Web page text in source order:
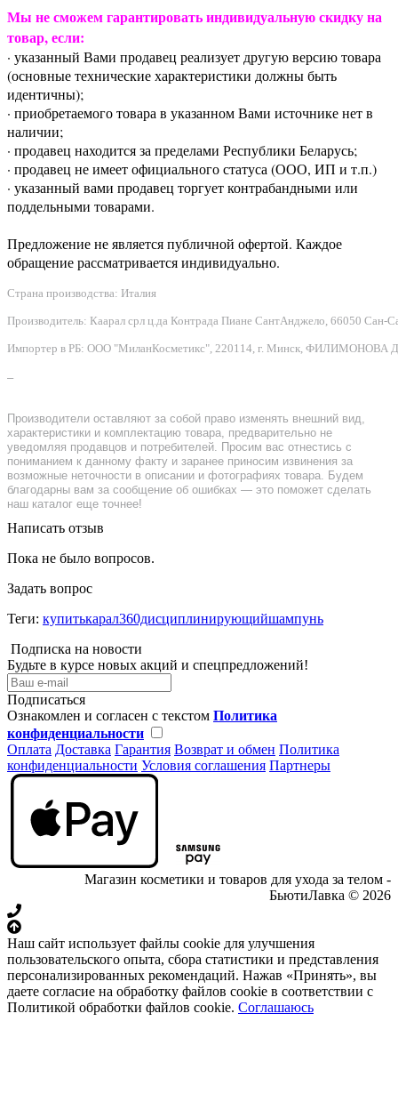
Мы не сможем гарантировать индивидуальную скидку на
товар, если:
· указанный Вами продавец реализует другую версию товара
(основные технические характеристики должны быть
идентичны);
· приобретаемого товара в указанном Вами источнике нет в
наличии;
· продавец находится за пределами Республики Беларусь;
· продавец не имеет официального статуса (ООО, ИП и т.п.)
· указанный вами продавец торгует контрабандными или
поддельными товарами.
Предложение не является публичной офертой. Каждое
обращение рассматривается индивидуально.
Страна производства: Италия
Производитель: Каарал срл ц.да Контрада Пиане СантАнджело, 66050 Сан-
Импортер в РБ: ООО "МиланКосметикс", 220114, г. Минск, ФИЛИМОНОВА
–
Производители оставляют за собой право изменять внешний вид,
характеристики и комплектацию товара, предварительно не
уведомляя продавцов и потребителей. Просим вас отнестись с
пониманием к данному факту и заранее приносим извинения за
возможные неточности в описании и фотографиях товара. Будем
благодарны вам за сообщение об ошибках — это поможет сделать
наш каталог еще точнее!
Написать отзыв
Пока не было вопросов.
Задать вопрос
Теги: купитькарал360дисциплинирующийшампунь
Подписка на новости
Будьте в курсе новых акций и спецпредложений!
Подписаться
Ознакомлен и согласен с текстом Политика
конфиденциальности
Оплата Доставка Гарантия Возврат и обмен Политика
конфиденциальности Условия соглашения Партнеры
Магазин косметики и товаров для ухода за телом -
БьютиЛавка © 2026
Наш сайт использует файлы cookie для улучшения
пользовательского опыта, сбора статистики и представления
персонализированных рекомендаций. Нажав «Принять», вы
даете согласие на обработку файлов cookie в соответствии с
Политикой обработки файлов cookie. Соглашаюсь